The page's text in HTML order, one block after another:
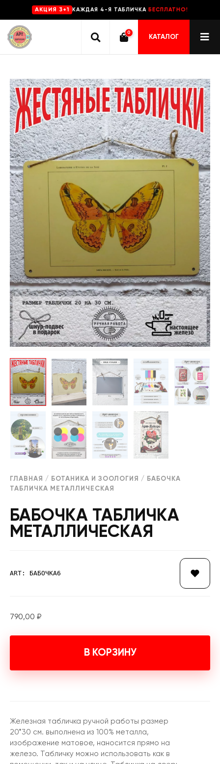
AKЦИЯ 3+1 КАЖДАЯ 4-Я ТАБЛИЧКА БЕСПЛАТНО!
0
КАТАЛОГ
ГЛАВНАЯ / БОТАНИКА И ЗООЛОГИЯ / БАБОЧКА
ТАБЛИЧКА МЕТАЛЛИЧЕСКАЯ
БАБОЧКА ТАБЛИЧКА
МЕТАЛЛИЧЕСКАЯ
ART: БАБОЧКА6
790,00 ₽
В КОРЗИНУ
Железная табличка ручной работы размер
20*30 см. выполнена из 100% металла,
изображение матовое, наносится прямо на
железо. Табличку можно использовать как в